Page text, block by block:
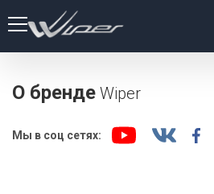
О бренде Wiper
Мы в соц сетях: